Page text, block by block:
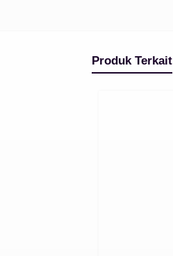
Produk Terkait